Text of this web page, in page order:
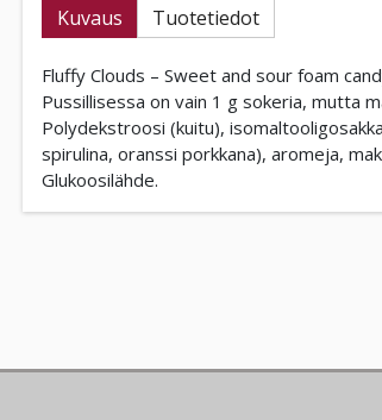
Kuvaus Tuotetiedot
Fluffy Clouds – Sweet and sour foam
Pussillisessa on vain 1 g sokeria, mutta
Polydekstroosi (kuitu),
spirulina, oranssi porkkana), aromeja,
Glukoosilähde.